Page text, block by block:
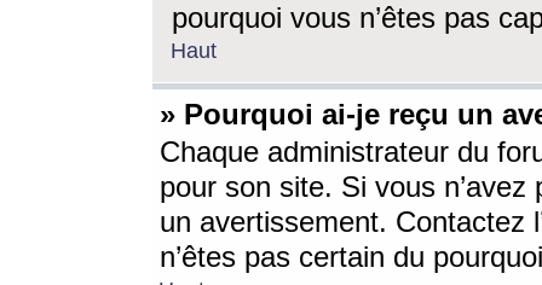
pourquoi vous n’êtes pas
Haut
» Pourquoi ai-je reçu un
Chaque administrateur du
pour son site. Si vous
un avertissement. Contactez
n’êtes pas certain du